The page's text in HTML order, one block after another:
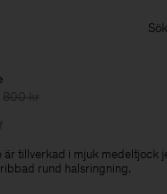
Sök
800 kr
är tillverkad i mjuk medeltjock
rund halsringning.